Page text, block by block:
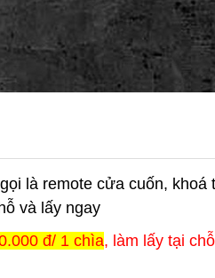
là remote cửa cuốn, khoá
và lấy ngay
đ/ 1 chìa, làm lấy tại